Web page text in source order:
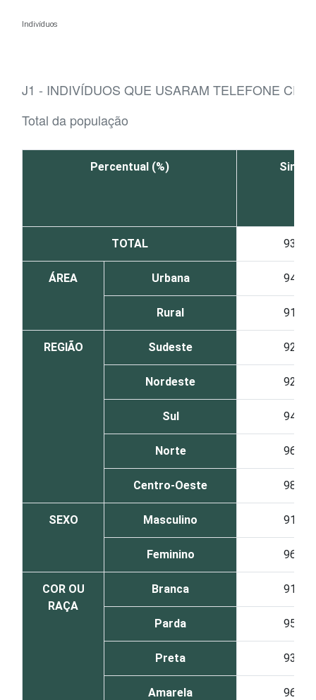
Indivíduos
J1 - INDIVÍDUOS QUE USARAM TELEFONE
Total da população
Percentual (%) Sim
TOTAL 93
ÁREA Urbana 94
Rural 91
REGIÃO Sudeste 92
Nordeste 92
Sul 94
Norte 96
Centro-Oeste 98
SEXO Masculino 91
Feminino 96
COR OU
RAÇA
Branca 91
Parda 95
Preta 93
Amarela 96